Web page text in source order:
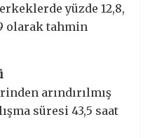
yüzde 12,8,
olarak tahmin
arındırılmış
süresi 43,5 saat